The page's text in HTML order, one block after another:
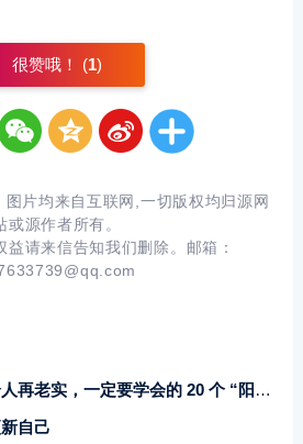
很赞哦！ (1)
片均来自互联网,一切版权均归源网
或源作者所有。
益请来信告知我们删除。邮箱：
再老实，一定要学会的 20 个 “阳谋”
自己